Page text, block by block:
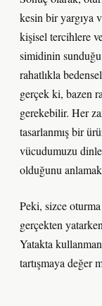
kesin bir yargıya
kişisel tercihlere
simidinin
rahatlıkla
gerçek ki, bazen
gerekebilir. Her
tasarlanmış bir
vücudumuzu
olduğunu
Peki, sizce
gerçekten
Yatakta
tartışmaya değer